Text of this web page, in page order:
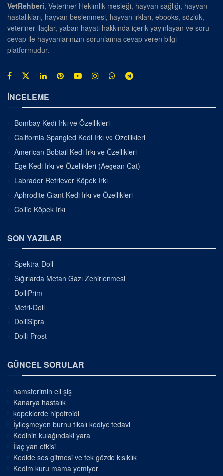
VetRehberi, Veteriner Hekimlik mesleği, hayvan sağlığı, hayvan
hastalıkları, hayvan beslenmesi, hayvan ırkları, ebooks, sözlük,
veteriner ilaçlar, yaban hayatı hakkında içerik yayınlayan ve soru-
cevap ile hayvanlarınızın sorunlarına cevap veren bilgi
platformudur.
İNCELEME
Bombay Kedi Irkı ve Özellikleri
California Spangled Kedi Irkı ve Özellikleri
American Bobtail Kedi Irkı ve Özellikleri
Ege Kedi Irkı ve Özellikleri (Aegean Cat)
Labrador Retriever Köpek Irkı
Aphrodite Giant Kedi Irkı ve Özellikleri
Collie Köpek Irkı
SON YAZILAR
Spektra-Doll
Sığırlarda Metan Gazı Zehirlenmesi
DolliPrim
Metri-Doll
DolliSipra
Dolli-Prost
GÜNCEL SORULAR
hamsterimin eli şiş
Kanarya hastalık
kopeklerde hipotroidi
İyileşmeyen burnu tıkalı kediye tedavi
Kedinin kulağındaki yara
İlaç yan etkisi
Kedide ses gitmesi ve tek gözde kısıklık
Kedim kuru mama yemiyor